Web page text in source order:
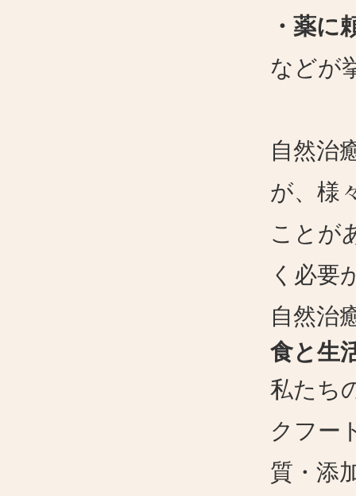
・薬に
などが
自然治
が、様
ことが
く必要
自然治
食と生
私たち
クフー
質・添